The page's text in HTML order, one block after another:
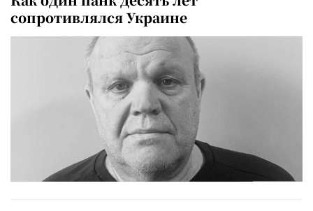
сопротивлялся Украине